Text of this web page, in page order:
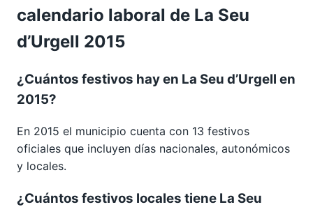
calendario laboral de La Seu
d’Urgell 2015
¿Cuántos festivos hay en La Seu d’Urgell en
2015?
En 2015 el municipio cuenta con 13 festivos
oficiales que incluyen días nacionales, autonómicos
y locales.
¿Cuántos festivos locales tiene La Seu